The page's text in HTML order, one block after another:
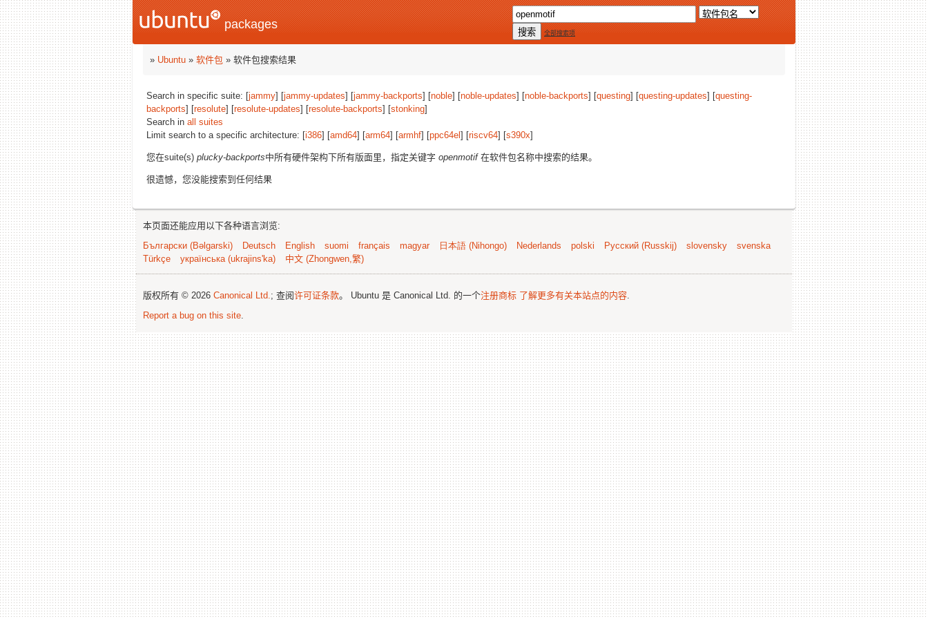
packages
全部搜索项
» Ubuntu » 软件包 » 软件包搜索结果
Search in specific suite: [jammy] [jammy-updates] [jammy-backports] [noble] [noble-updates] [noble-backports] [questing] [questing-updates] [questing-
backports] [resolute] [resolute-updates] [resolute-backports] [stonking]
Search in all suites
Limit search to a specific architecture: [i386] [amd64] [arm64] [armhf] [ppc64el ] [riscv64] [s390x]
您在suite(s) plucky-backports中所有硬件架构下所有版面里，指定关键字 openmotif在软件包名称中搜索的结果。
很遗憾，您没能搜索到任何结果
本页面还能应用以下各种语言浏览:
Български (Bəlgarski)
Deutsch English suomi français magyar 日本語 (Nihongo) Nederlands polski Русский (Russkij) slovensky
svenska
Türkçe
українська (ukrajins'ka) 中文 (Zhongwen,繁)
版权所有 © 2026 Canonical Ltd.; 查阅许可证条款。 Ubuntu 是 Canonical Ltd. 的一个注册商标 了解更多有关本站点的内容.
Report a bug on this site.